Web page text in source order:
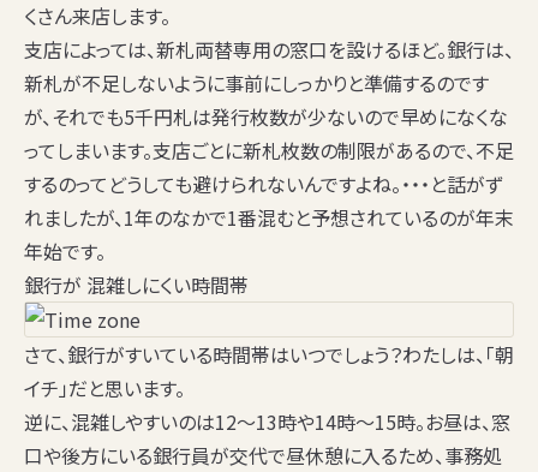
くさん来店します。
支店によっては、新札両替専用の窓口を設けるほど。銀行は、
新札が不足しないように事前にしっかりと準備するのです
が、それでも5千円札は発行枚数が少ないので早めになくな
ってしまいます。支店ごとに新札枚数の制限があるので、不足
するのってどうしても避けられないんですよね。・・・と話がず
れましたが、1年のなかで1番混むと予想されているのが年末
年始です。
銀行が 混雑しにくい時間帯
さて、銀行がすいている時間帯はいつでしょう？わたしは、 「朝
イチ」だと思います。
逆に、混雑しやすいのは12～13時や14時～15時。お昼は、窓
口や後方にいる銀行員が交代で昼休憩に入るため、事務処